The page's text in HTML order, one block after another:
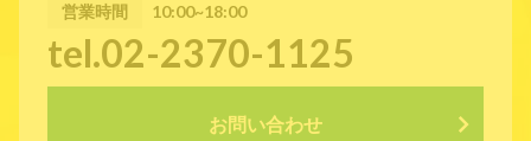
営業時間 10:00~18:00
tel.02-2370-1125
お問い合わせ